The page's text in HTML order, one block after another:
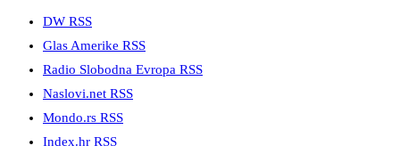
DW RSS
Glas Amerike RSS
Radio Slobodna Evropa RSS
Naslovi.net RSS
Mondo.rs RSS
Index.hr RSS